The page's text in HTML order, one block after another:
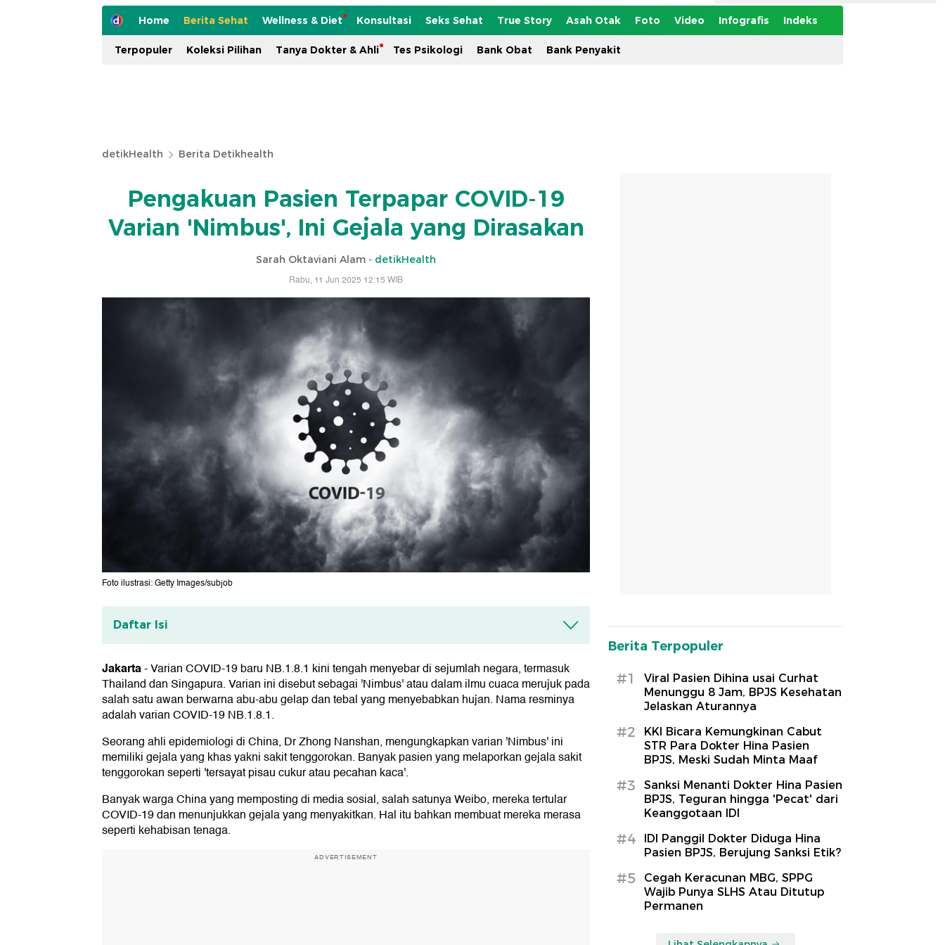
Home Berita Sehat Wellness & Diet Konsultasi Seks Sehat True Story Asah Otak Foto Video Infografis Indeks
Terpopuler Koleksi Pilihan Tanya Dokter & Ahli Tes Psikologi Bank Obat Bank Penyakit
detikHealth Berita Detikhealth
Pengakuan Pasien Terpapar COVID-19
Varian 'Nimbus', Ini Gejala yang Dirasakan
Sarah Oktaviani Alam - detikHealth
Rabu, 11 Jun 2025 12:15 WIB
Foto ilustrasi: Getty Images/subjob
Daftar Isi
Pengakuan Pasien soal Gejala Akibat Varian 'Nimbus'
Jakarta-Varian COVID-19 baru NB.1.8.1 kini tengah menyebar di sejumlah negara, termasuk
Thailand dan Singapura. Varian ini disebut sebagai 'Nimbus' atau dalam ilmu cuaca merujuk pada
salah satu awan berwarna abu-abu gelap dan tebal yang menyebabkan hujan. Nama resminya
adalah varian COVID-19 NB.1.8.1.
Seorang ahli epidemiologi di China, Dr Zhong Nanshan, mengungkapkan varian 'Nimbus' ini
memiliki gejala yang khas yakni sakit tenggorokan. Banyak pasien yang melaporkan gejala sakit
tenggorokan seperti 'tersayat pisau cukur atau pecahan kaca'.
Banyak warga China yang memposting di media sosial, salah satunya Weibo, mereka tertular
COVID-19 dan menunjukkan gejala yang menyakitkan. Hal itu bahkan membuat mereka merasa
seperti kehabisan tenaga.
ADVERTISEMENT
Berita Terpopuler
#1
Viral Pasien Dihina usai Curhat
Menunggu 8 Jam, BPJS Kesehatan
Jelaskan Aturannya
#2
KKI Bicara Kemungkinan Cabut
STR Para Dokter Hina Pasien
BPJS, Meski Sudah Minta Maaf
#3
Sanksi Menanti Dokter Hina Pasien
BPJS, Teguran hingga 'Pecat' dari
Keanggotaan IDI
#4
IDI Panggil Dokter Diduga Hina
Pasien BPJS, Berujung Sanksi Etik?
#5
Cegah Keracunan MBG, SPPG
Wajib Punya SLHS Atau Ditutup
Permanen